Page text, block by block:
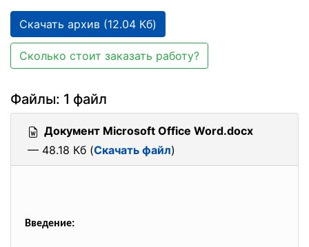
Скачать архив (12.04 Кб)
Сколько стоит заказать работу?
Файлы: 1 файл
Документ Microsoft Office Word.docx
— 48.18 Кб (Скачать файл)
Введение: